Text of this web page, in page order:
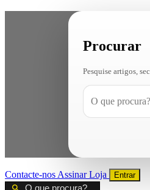
Procurar
Pesquise artigos,
Contacte-nos AssinarLoja Entrar